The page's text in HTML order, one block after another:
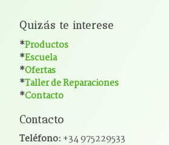
Quizás te interese
*Productos
*Escuela
*Ofertas
*Taller de Reparaciones
*Contacto
Contacto
Teléfono: +34 975229533